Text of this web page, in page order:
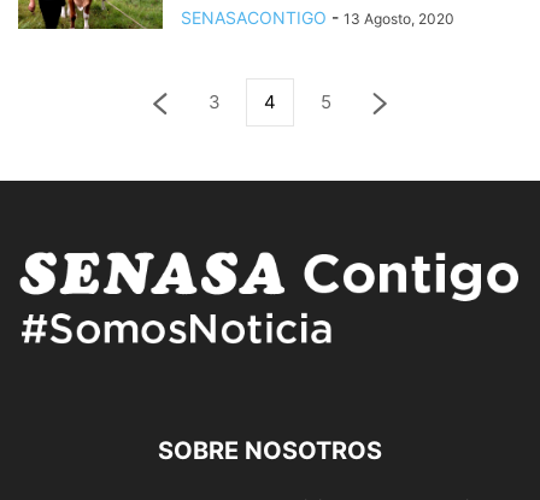
SENASACONTIGO - 13 Agosto, 2020
3 4 5
SOBRE NOSOTROS